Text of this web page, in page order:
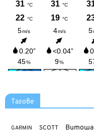
Тагове
GARMIN SCOTT Витоша